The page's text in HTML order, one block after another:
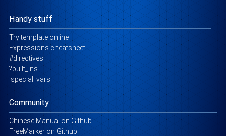
Handy stuff
Try template online
Expressions cheatsheet
#directives
?built_ins
.special_vars
Community
Chinese Manual on Github
FreeMarker on Github